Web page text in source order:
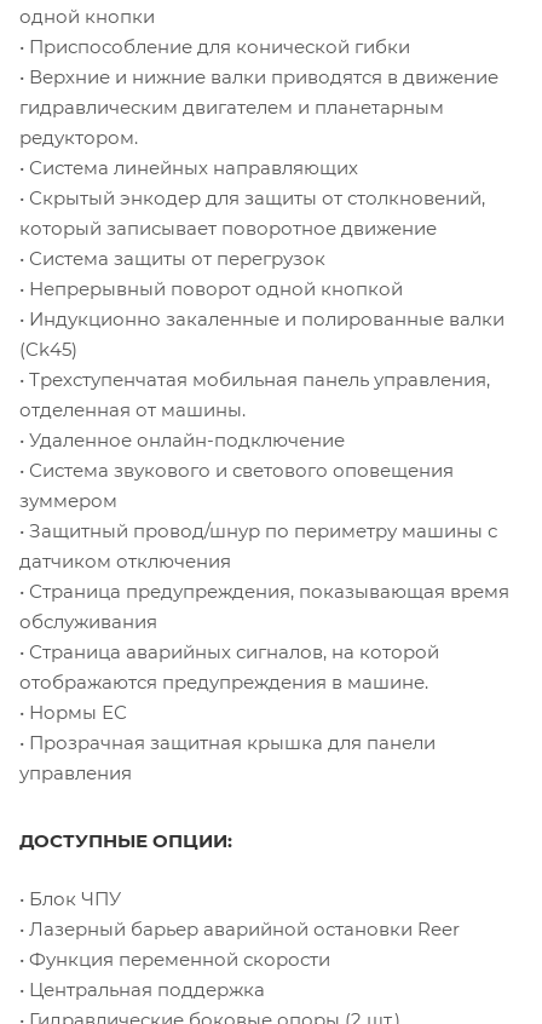
одной кнопки
• Приспособление для конической гибки
• Верхние и нижние валки приводятся в движение
гидравлическим двигателем и планетарным
редуктором.
• Система линейных направляющих
• Скрытый энкодер для защиты от столкновений,
который записывает поворотное движение
• Система защиты от перегрузок
• Непрерывный поворот одной кнопкой
• Индукционно закаленные и полированные валки
(Ck45)
• Трехступенчатая мобильная панель управления,
отделенная от машины.
• Удаленное онлайн-подключение
• Система звукового и светового оповещения
зуммером
• Защитный провод/шнур по периметру машины с
датчиком отключения
• Страница предупреждения, показывающая время
обслуживания
• Страница аварийных сигналов, на которой
отображаются предупреждения в машине.
• Нормы ЕС
• Прозрачная защитная крышка для панели
управления
ДОСТУПНЫЕ ОПЦИИ:
• Блок ЧПУ
• Лазерный барьер аварийной остановки Reer
• Функция переменной скорости
• Центральная поддержка